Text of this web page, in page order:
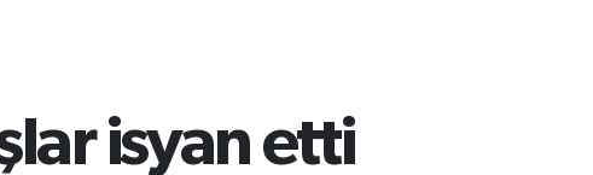
isyan etti